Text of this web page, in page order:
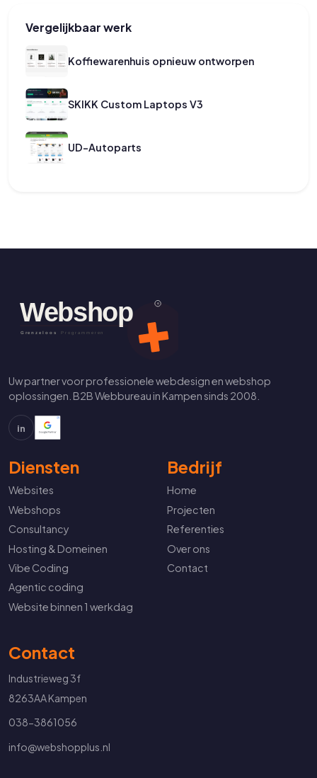
Vergelijkbaar werk
Koffiewarenhuis opnieuw ontworpen
SKIKK Custom Laptops V3
UD-Autoparts
Uw partner voor professionele webdesign en webshop
oplossingen. B2B Webbureau in Kampen sinds 2008.
in
Diensten
Websites
Webshops
Consultancy
Hosting & Domeinen
Vibe Coding
Agentic coding
Website binnen 1 werkdag
Bedrijf
Home
Projecten
Referenties
Over ons
Contact
Contact
Industrieweg 3f
8263AA Kampen
038-3861056
info@webshopplus.nl